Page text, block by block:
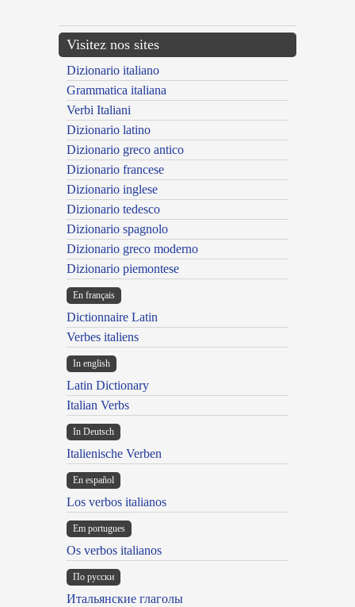
Visitez nos sites
Dizionario italiano
Grammatica italiana
Verbi Italiani
Dizionario latino
Dizionario greco antico
Dizionario francese
Dizionario inglese
Dizionario tedesco
Dizionario spagnolo
Dizionario greco moderno
Dizionario piemontese
En français
Dictionnaire Latin
Verbes italiens
In english
Latin Dictionary
Italian Verbs
In Deutsch
Italienische Verben
En español
Los verbos italianos
Em portugues
Os verbos italianos
По русски
Итальянские глаголы